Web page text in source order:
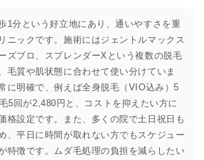
1分という好立地にあり、通いやすさを重
ニックです。施術にはジェントルマックス
ズプロ、スプレンダーXという複数の脱毛
毛質や肌状態に合わせて使い分けていま
に明確で、例えば全身脱毛（VIO込み）5
5回が2,480円と、コストを抑えたい方に
格設定です。また、多くの院で土日祝日も
、平日に時間が取れない方でもスケジュー
特徴です。ムダ毛処理の負担を減らしたい